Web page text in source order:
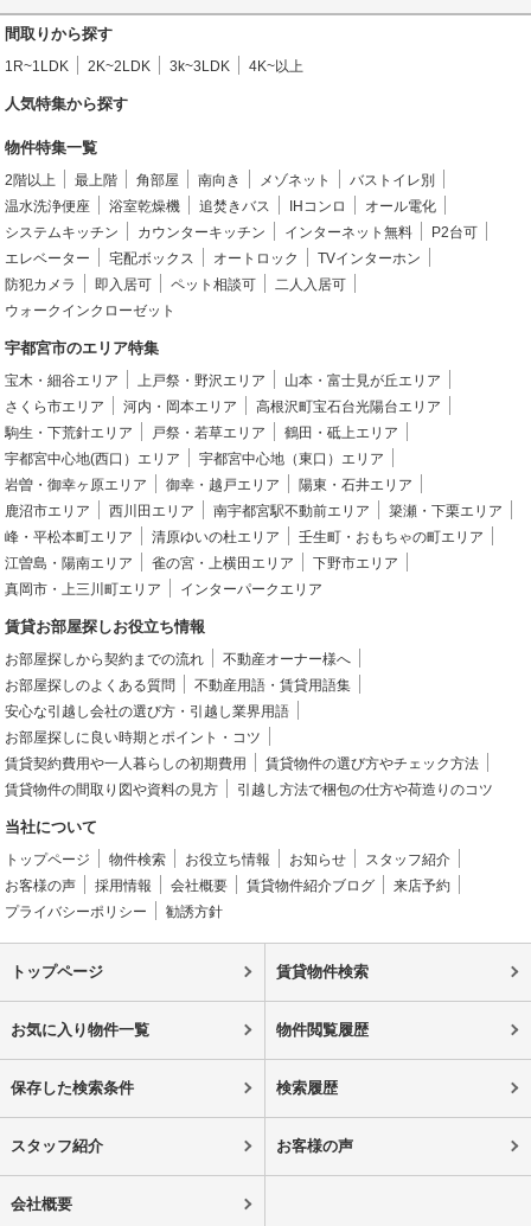
間取りから探す
1R~1LDK 2K~2LDK 3k~3LDK 4K~以上
人気特集から探す
物件特集一覧
2階以上 最上階 角部屋 南向き メゾネット
バストイレ別
温水洗浄便座
浴室乾燥機 追焚きバス IHコンロ
オール電化
システムキッチン
カウンターキッチン インターネット無料
P2台可
エレベーター
宅配ボックス オートロック
TVインターホン
防犯カメラ
即入居可 ペット相談可
二人入居可
ウォークインクローゼット
宇都宮市のエリア特集
宝木・細谷エリア 上戸祭・野沢エリア
山本・富士見が丘エリア
さくら市エリア
河内・岡本エリア
高根沢町宝石台光陽台エリア
駒生・下荒針エリア
戸祭・若草エリア
鶴田・砥上エリア
宇都宮中心地(西口）エリア
宇都宮中心地（東口）エリア
岩曽・御幸ヶ原エリア
御幸・越戸エリア
陽東・石井エリア
鹿沼市エリア
西川田エリア 南宇都宮駅不動前エリア
簗瀬・下栗エリア
峰・平松本町エリア
清原ゆいの杜エリア
壬生町・おもちゃの町エリア
江曽島・陽南エリア
雀の宮・上横田エリア
下野市エリア
真岡市・上三川町エリア
インターパークエリア
賃貸お部屋探しお役立ち情報
お部屋探しから契約までの流れ
不動産オーナー様へ
お部屋探しのよくある質問
不動産用語・賃貸用語集
安心な引越し会社の選び方・引越し業界用語
お部屋探しに良い時期とポイント・コツ
賃貸契約費用や一人暮らしの初期費用
賃貸物件の選び方やチェック方法
賃貸物件の間取り図や資料の見方
引越し方法で梱包の仕方や荷造りのコツ
当社について
トップページ 物件検索 お役立ち情報 お知らせ
スタッフ紹介
お客様の声
採用情報 会社概要 賃貸物件紹介ブログ
来店予約
プライバシーポリシー
勧誘方針
トップページ 賃貸物件検索
お気に入り物件一覧 物件閲覧履歴
保存した検索条件 検索履歴
スタッフ紹介 お客様の声
会社概要